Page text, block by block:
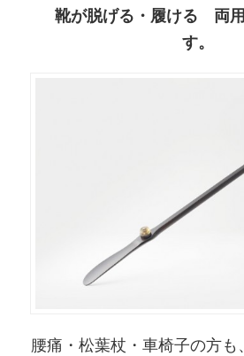
靴が脱げる・履ける 両
す。
腰痛・松葉杖・車椅子の方も